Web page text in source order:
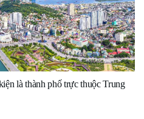
là thành phố trực thuộc Trung